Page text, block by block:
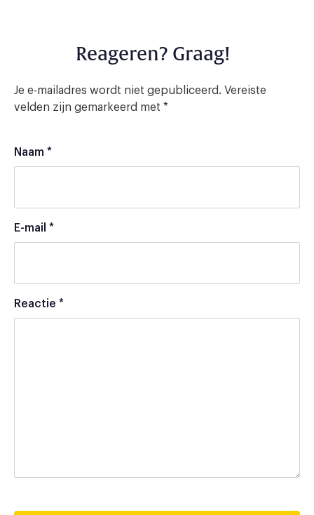
Reageren? Graag!
Je e-mailadres wordt niet gepubliceerd. Vereiste
velden zijn gemarkeerd met *
Naam *
E-mail *
Reactie *